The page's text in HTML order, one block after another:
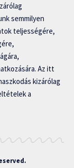
semmilyen
teljességére,
Az itt
kizárólag
a